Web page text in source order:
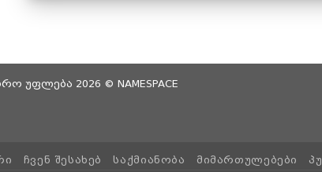
უფლება 2026 © NAMESPACE
ᲩᲕᲔᲜ ᲨᲔᲡᲐᲮᲔᲑ ᲡᲐᲥᲛᲘᲐᲜᲝᲑᲐ ᲛᲘᲛᲐᲠᲗᲣᲚᲔᲑᲔᲑᲘ